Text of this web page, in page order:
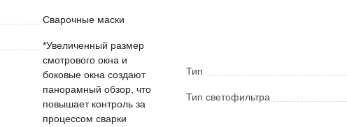
Сварочные маски
*Увеличенный размер
смотрового окна и
боковые окна создают
панорамный обзор, что
повышает контроль за
процессом сварки
Тип
Тип светофильтра